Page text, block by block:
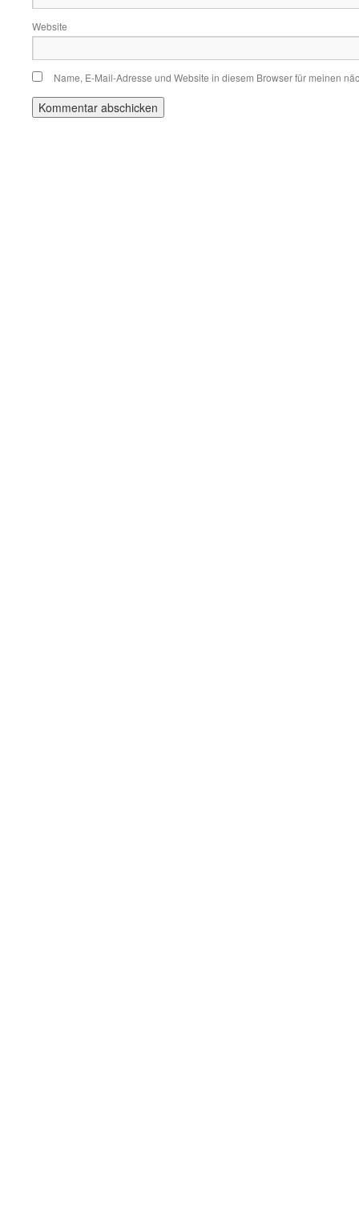
Website
Name, E-Mail-Adresse und Website in diesem Browser für meinen